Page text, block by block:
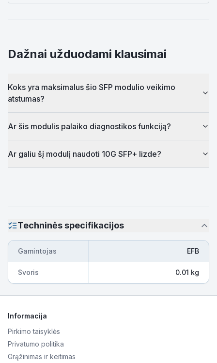
Dažnai užduodami klausimai
Koks yra maksimalus šio SFP modulio veikimo
atstumas?
Ar šis modulis palaiko diagnostikos funkciją?
Ar galiu šį modulį naudoti 10G SFP+ lizde?
Techninės specifikacijos
Gamintojas EFB
Svoris 0.01 kg
Informacija
Pirkimo taisyklės
Privatumo politika
Grąžinimas ir keitimas